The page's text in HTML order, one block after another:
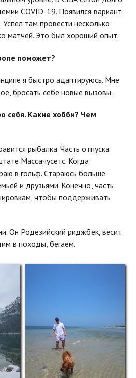
COVID-19. Появился вариант
там провести несколько
матчей. Это был хороший опыт.
поможет?
я быстро адаптируюсь. Мне
бросать себе новые вызовы.
себя. Какие хобби? Чем
рыбалка. Часть отпуска
Массачусетс. Когда
в гольф. Стараюсь больше
и друзьями. Конечно, часть
чтобы поддерживать
Он Родезийский риджбек, весит
в походы, бегаем.